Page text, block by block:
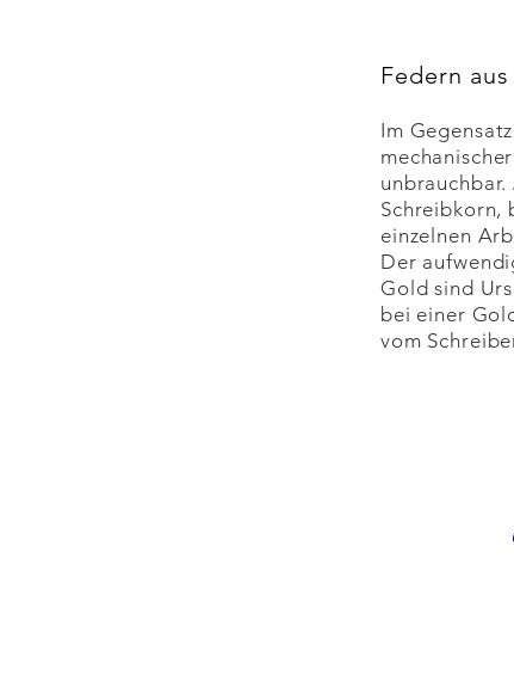
Federn
Im
Schreibkorn,
einzelnen
Der
Gold sind
bei einer
vom